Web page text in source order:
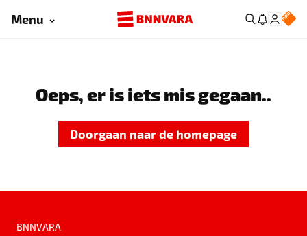
Menu
Oeps, er is iets mis gegaan..
Doorgaan naar de homepage
BNNVARA